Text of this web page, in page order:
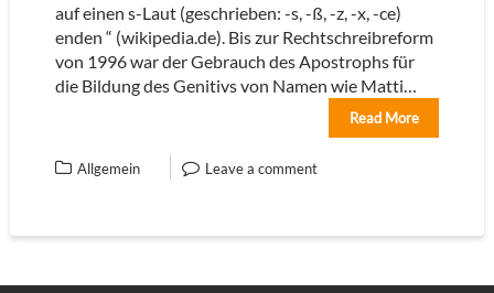
auf einen s-Laut (geschrieben: -s, -ß, -z, -x, -ce)
enden “ (wikipedia.de). Bis zur Rechtschreibreform
von 1996 war der Gebrauch des Apostrophs für
die Bildung des Genitivs von Namen wie Matti…
Read More
Allgemein Leave a comment